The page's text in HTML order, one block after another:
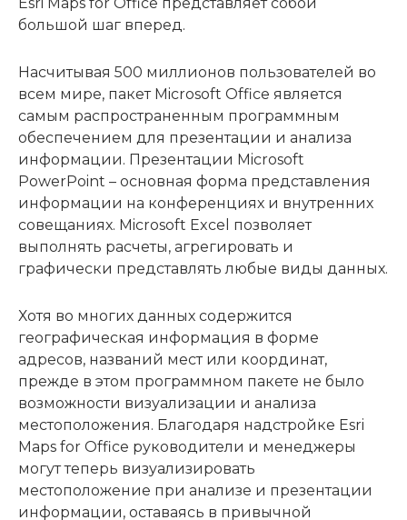
большой шаг вперед.
Насчитывая 500 миллионов пользователей во
всем мире, пакет Microsoft Office является
самым распространенным программным
обеспечением для презентации и анализа
информации. Презентации Microsoft
PowerPoint – основная форма представления
информации на конференциях и внутренних
совещаниях. Мicrosoft Excel позволяет
выполнять расчеты, агрегировать и
графически представлять любые виды данных.
Хотя во многих данных содержится
географическая информация в форме
адресов, названий мест или координат,
прежде в этом программном пакете не было
возможности визуализации и анализа
местоположения. Благодаря надстройке Esri
Maps for Office руководители и менеджеры
могут теперь визуализировать
местоположение при анализе и презентации
информации, оставаясь в привычной